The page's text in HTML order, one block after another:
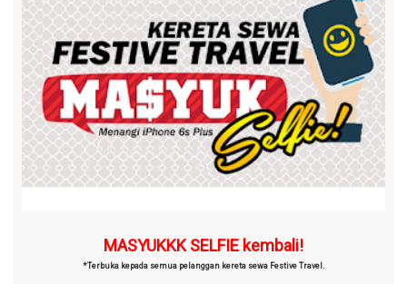
MASYUKKK SELFIE kembali!
*Terbuka kepada semua pelanggan kereta sewa Festive Travel.